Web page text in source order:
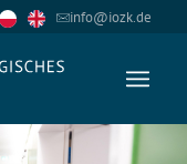
info@iozk.de